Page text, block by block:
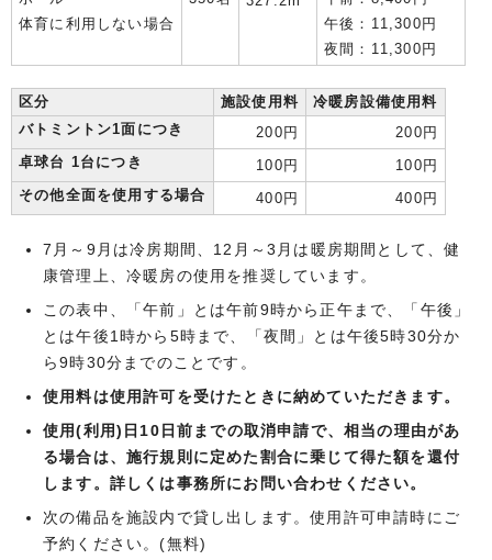
体育に利用しない場合
午後：11,300円
夜間：11,300円
区分 施設使用料
冷暖房設備使用料
バトミントン1面につき
200円
200円
卓球台 1台につき
100円
100円
その他全面を使用する場合
400円 400円
7月～9月は冷房期間、12月～3月は暖房期間として、健
康管理上、冷暖房の使用を推奨しています。
この表中、「午前」とは午前9時から正午まで、「午後」
とは午後1時から5時まで、「夜間」とは午後5時30分か
ら9時30分までのことです。
使用料は使用許可を受けたときに納めていただきます。
使用(利用)日10日前までの取消申請で、相当の理由があ
る場合は、施行規則に定めた割合に乗じて得た額を還付
します。詳しくは事務所にお問い合わせください。
次の備品を施設内で貸し出します。使用許可申請時にご
予約ください。(無料)